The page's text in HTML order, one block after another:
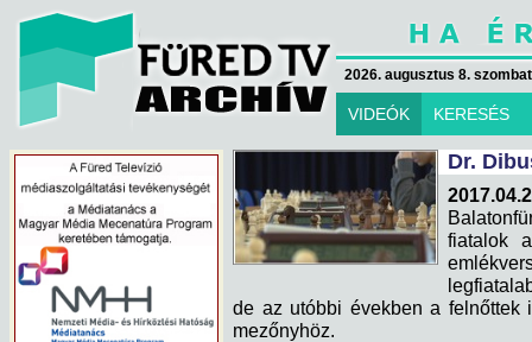
2026. augusztus 8.
VIDEÓK KERESÉS
Dr.
fiatalok
de az utóbbi években a felnőttek
mezőnyhöz.